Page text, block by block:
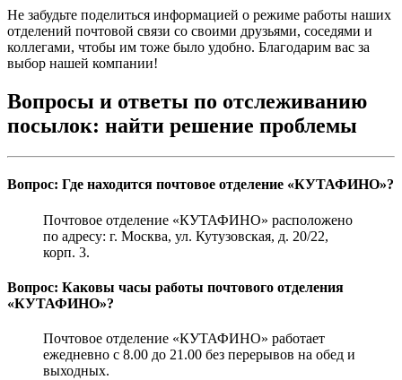
Не забудьте поделиться информацией о режиме работы наших
отделений почтовой связи со своими друзьями, соседями и
коллегами, чтобы им тоже было удобно. Благодарим вас за
выбор нашей компании!
Вопросы и ответы по отслеживанию
посылок: найти решение проблемы
Вопрос: Где находится почтовое отделение «КУТАФИНО»?
Почтовое отделение «КУТАФИНО» расположено
по адресу: г. Москва, ул. Кутузовская, д. 20/22,
корп. 3.
Вопрос: Каковы часы работы почтового отделения
«КУТАФИНО»?
Почтовое отделение «КУТАФИНО» работает
ежедневно с 8.00 до 21.00 без перерывов на обед и
выходных.